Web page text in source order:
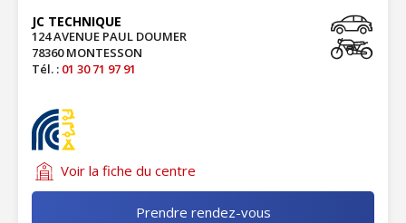
JC TECHNIQUE
124 AVENUE PAUL DOUMER
78360 MONTESSON
Tél. : 01 30 71 97 91
Voir la fiche du centre
Prendre rendez-vous